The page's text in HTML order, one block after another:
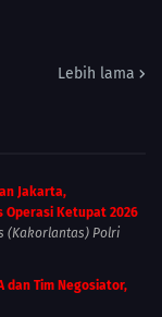
Lebih lama
Jakarta,
Ketupat 2026
(Kakorlantas) Polri
dan Tim Negosiator,